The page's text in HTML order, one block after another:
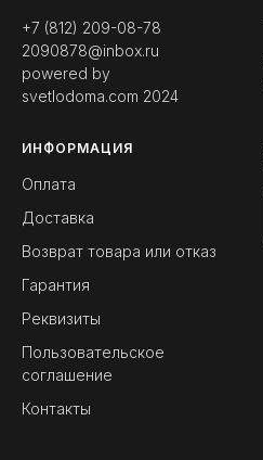
+7 (812) 209-08-78
2090878@inbox.ru
powered by
svetlodoma.com 2024
ИНФОРМАЦИЯ
Оплата
Доставка
Возврат товара или отказ
Гарантия
Реквизиты
Пользовательское
соглашение
Контакты